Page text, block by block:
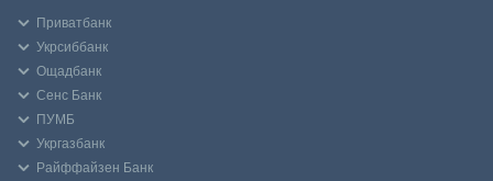
Приватбанк
Укрсиббанк
Ощадбанк
Сенс Банк
ПУМБ
Укргазбанк
Райффайзен Банк